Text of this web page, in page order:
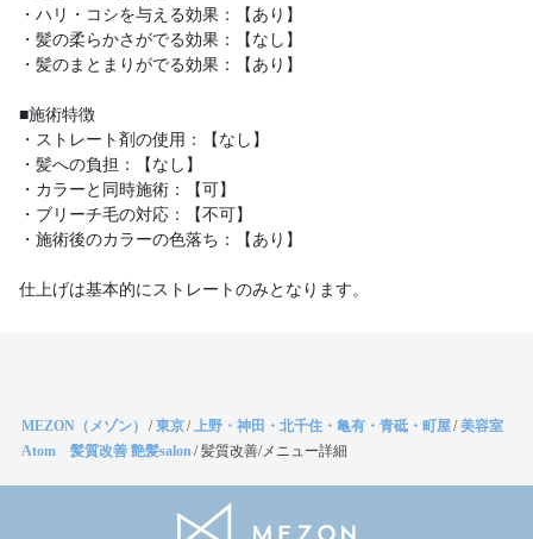
・ハリ・コシを与える効果：【あり】
・髪の柔らかさがでる効果：【なし】
・髪のまとまりがでる効果：【あり】
■施術特徴
・ストレート剤の使用：【なし】
・髪への負担：【なし】
・カラーと同時施術：【可】
・ブリーチ毛の対応：【不可】
・施術後のカラーの色落ち：【あり】
仕上げは基本的にストレートのみとなります。
MEZON（メゾン） /東京/上野・神田・北千住・亀有・青砥・町屋/美容室
Atom 髪質改善 艶髪salon/髪質改善/メニュー詳細